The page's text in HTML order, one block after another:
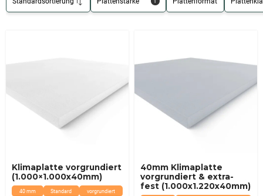
40 mm Standard vorgrundiert
Klimaplatte vorgrundiert
(1.000×1.000x40mm)
40mm Klimaplatte
vorgrundiert & extra-
fest (1.000x1.220x40mm)